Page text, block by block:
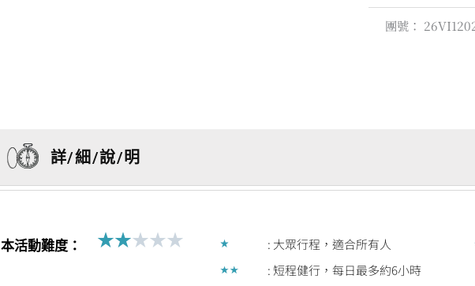
人
團號：
詳/細/說/明
本活動難度： ★★★★★Rated
: 大眾行程，適合所有人
: 短程健行，每日最多約6小時